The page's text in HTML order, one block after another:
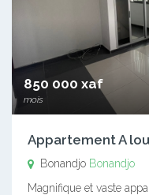
850 000 xaf
mois
Appartement A
Bonandjo Bonandjo
Magnifique et vaste